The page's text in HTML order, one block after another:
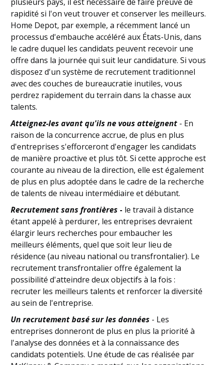
rapidité si l'on veut trouver et conserver les meilleurs.
Home Depot, par exemple, a récemment lancé un
processus d'embauche accéléré aux États-Unis, dans
le cadre duquel les candidats peuvent recevoir une
offre dans la journée qui suit leur candidature. Si vous
disposez d'un système de recrutement traditionnel
avec des couches de bureaucratie inutiles, vous
perdrez rapidement du terrain dans la chasse aux
talents.
Atteignez-les avant qu'ils ne vous atteignent - En
raison de la concurrence accrue, de plus en plus
d'entreprises s'efforceront d'engager les candidats
de manière proactive et plus tôt. Si cette approche est
courante au niveau de la direction, elle est également
de plus en plus adoptée dans le cadre de la recherche
de talents de niveau intermédiaire et débutant.
Recrutement sans frontières - le travail à distance
étant appelé à perdurer, les entreprises devraient
élargir leurs recherches pour embaucher les
meilleurs éléments, quel que soit leur lieu de
résidence (au niveau national ou transfrontalier). Le
recrutement transfrontalier offre également la
possibilité d'atteindre deux objectifs à la fois :
recruter les meilleurs talents et renforcer la diversité
au sein de l'entreprise.
Un recrutement basé sur les données - Les
entreprises donneront de plus en plus la priorité à
l'analyse des données et à la connaissance des
candidats potentiels. Une étude de cas réalisée par